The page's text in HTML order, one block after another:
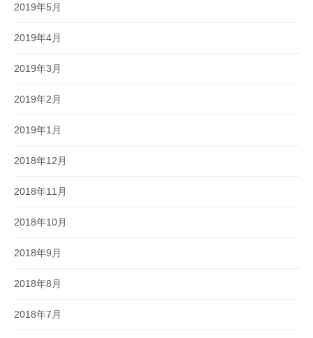
2019年5月
2019年4月
2019年3月
2019年2月
2019年1月
2018年12月
2018年11月
2018年10月
2018年9月
2018年8月
2018年7月